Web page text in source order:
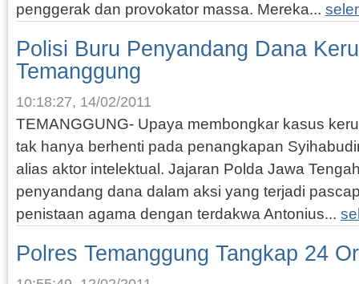
penggerak dan provokator massa. Mereka...
Polisi Buru Penyandang Dana
Temanggung
10:18:27, 14/02/2011
TEMANGGUNG- Upaya membongkar kasus
tak hanya berhenti pada penangkapan
alias aktor intelektual. Jajaran Polda Jawa
penyandang dana dalam aksi yang terjadi
penistaan agama dengan terdakwa Antonius...
Polres Temanggung Tangkap 24